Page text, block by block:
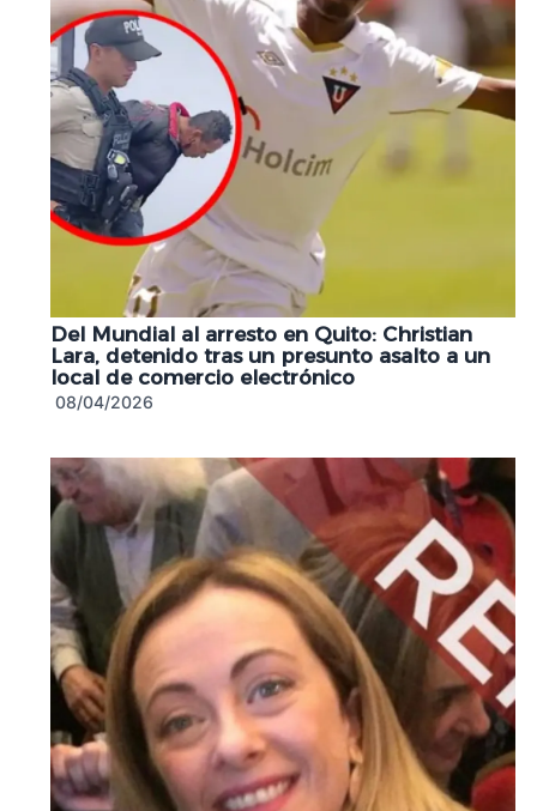
Del Mundial al arresto en Quito: Christian
Lara, detenido tras un presunto asalto a un
local de comercio electrónico
08/04/2026